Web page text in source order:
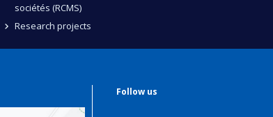
sociétés (RCMS)
Research projects
Follow us